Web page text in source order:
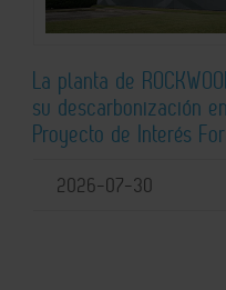
La planta de
su descarbonización
Proyecto de Interés
2026-07-30